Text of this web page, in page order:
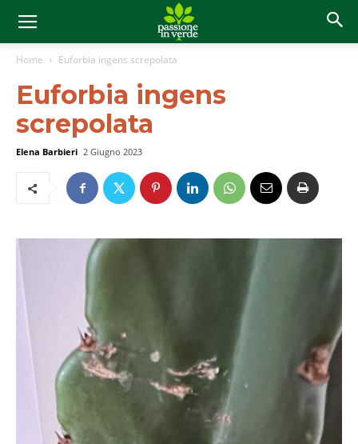
Home Euforbia ingens screpolata
Euforbia ingens
screpolata
Elena Barbieri 2 Giugno 2023